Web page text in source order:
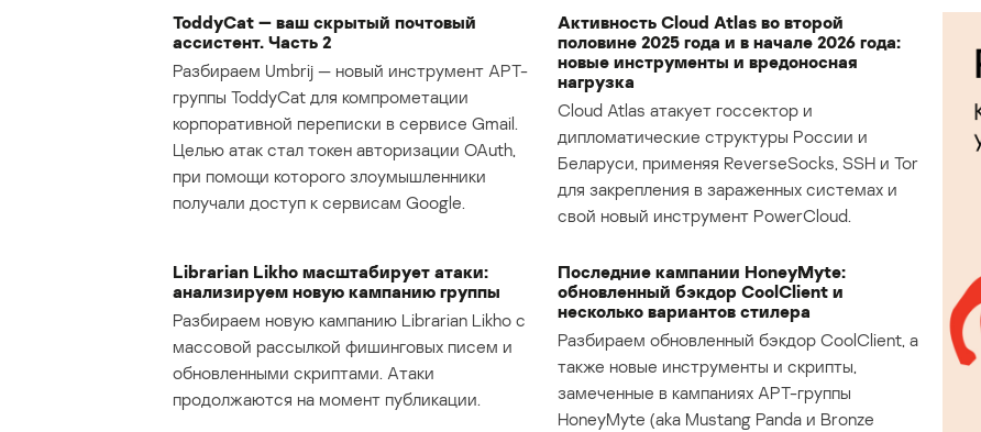
ToddyCat — ваш скрытый почтовый
ассистент. Часть 2
Разбираем Umbrij — новый инструмент APT-
группы ToddyCat для компрометации
корпоративной переписки в сервисе Gmail.
Целью атак стал токен авторизации OAuth,
при помощи которого злоумышленники
получали доступ к сервисам Google.
Активность Cloud Atlas во второй
половине 2025 года и в начале 2026 года:
новые инструменты и вредоносная
нагрузка
Cloud Atlas атакует госсектор и
дипломатические структуры России и
Беларуси, применяя ReverseSocks, SSH и Tor
для закрепления в зараженных системах и
свой новый инструмент PowerCloud.
Librarian Likho масштабирует атаки:
анализируем новую кампанию группы
Разбираем новую кампанию Librarian Likho с
массовой рассылкой фишинговых писем и
обновленными скриптами. Атаки
продолжаются на момент публикации.
Последние кампании HoneyMyte:
обновленный бэкдор CoolClient и
несколько вариантов стилера
Разбираем обновленный бэкдор CoolClient, а
также новые инструменты и скрипты,
замеченные в кампаниях APT-группы
HoneyMyte (aka Mustang Panda и Bronze